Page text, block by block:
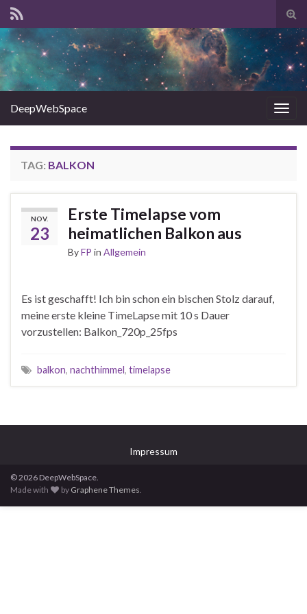
DeepWebSpace
TAG: BALKON
NOV.
23
Erste Timelapse vom
heimatlichen Balkon aus
ByFP in Allgemein
Es ist geschafft! Ich bin schon ein bischen Stolz darauf,
meine erste kleine TimeLapse mit 10 s Dauer
vorzustellen: Balkon_720p_25fps
balkon, nachthimmel, timelapse
Impressum
© 2026 DeepWebSpace.
Made with
by Graphene Themes.